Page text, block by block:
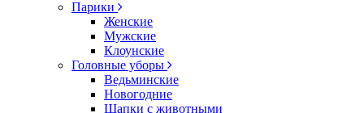
Парики
Женские
Мужские
Клоунские
Головные уборы
Ведьминские
Новогодние
Шапки с животными